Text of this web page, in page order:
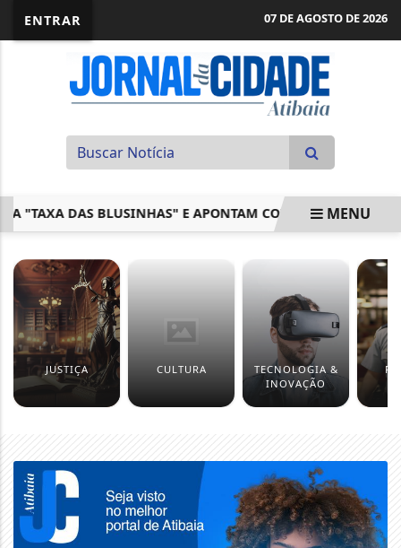
ENTRAR 07 DE AGOSTO DE 2026
DAS BLUSINHAS" E APONTAM CONCORRÊNCIA DESLEAL
MENU
JUSTIÇA CULTURA
TECNOLOGIA &
INOVAÇÃO